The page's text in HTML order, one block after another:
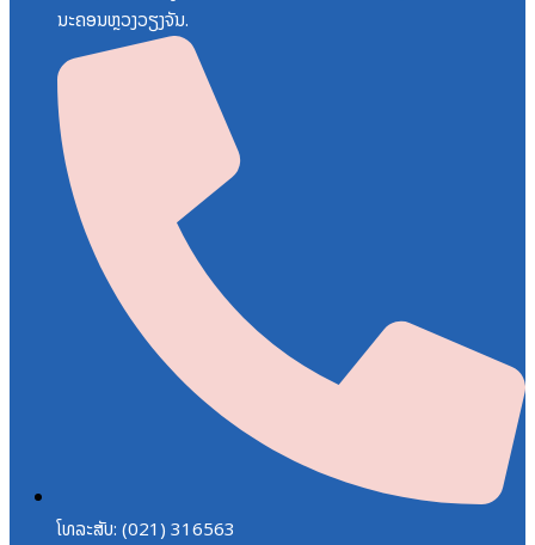
ນະຄອນຫຼວງວຽງຈັນ.
ໂທລະສັບ: (021) 316563